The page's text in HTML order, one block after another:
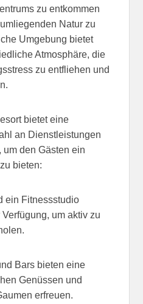
zu entkommen
Natur zu
Umgebung bietet
Atmosphäre, die
zu entfliehen und
bietet eine
an Dienstleistungen
den Gästen ein
bieten:
ein Fitnessstudio
um aktiv zu
Bars bieten eine
Genüssen und
erfreuen.